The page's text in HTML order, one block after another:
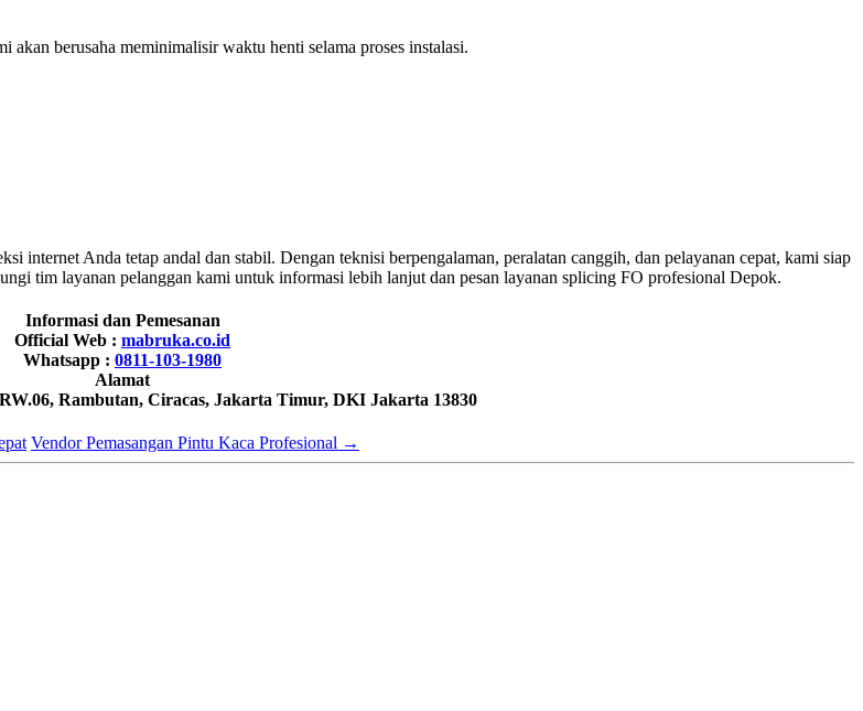
berusaha meminimalisir waktu henti selama proses instalasi.
internet Anda tetap andal dan stabil. Dengan teknisi berpengalaman, peralatan canggih, dan pelayanan cepat, kami siap
tim layanan pelanggan kami untuk informasi lebih lanjut dan pesan layanan splicing FO profesional Depok.
Informasi dan Pemesanan
Official Web : mabruka.co.id
Whatsapp : 0811-103-1980
Alamat
Rambutan, Ciracas, Jakarta Timur, DKI Jakarta 13830
Vendor Pemasangan Pintu Kaca Profesional →